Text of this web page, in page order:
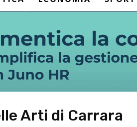
Arti di Carrara